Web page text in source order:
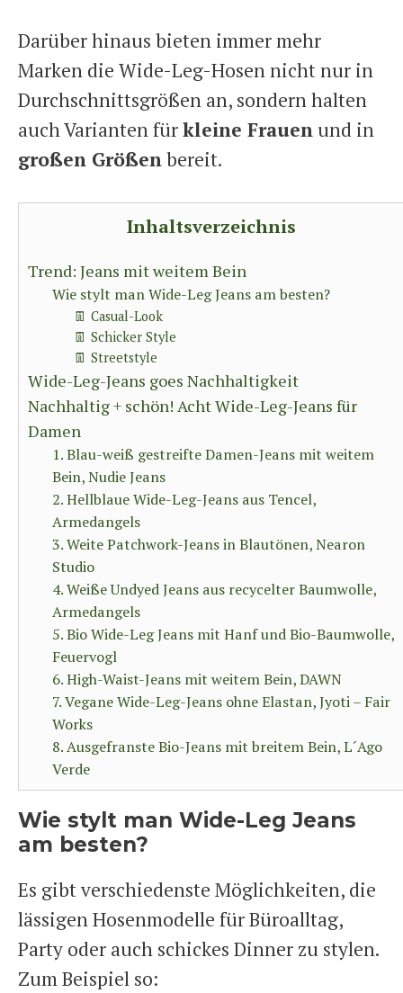
Darüber hinaus bieten immer mehr
Marken die Wide-Leg-Hosen nicht nur in
Durchschnittsgrößen an, sondern halten
auch Varianten fürkleine Frauen und in
großen Größenbereit.
Inhaltsverzeichnis
Trend: Jeans mit weitem Bein
Wie stylt man Wide-Leg Jeans am besten?
👖 Casual-Look
👖 Schicker Style
👖 Streetstyle
Wide-Leg-Jeans goes Nachhaltigkeit
Nachhaltig + schön! Acht Wide-Leg-Jeans für
Damen
1. Blau-weiß gestreifte Damen-Jeans mit weitem
Bein, Nudie Jeans
2. Hellblaue Wide-Leg-Jeans aus Tencel,
Armedangels
3. Weite Patchwork-Jeans in Blautönen, Nearon
Studio
4. Weiße Undyed Jeans aus recycelter Baumwolle,
Armedangels
5. Bio Wide-Leg Jeans mit Hanf und Bio-Baumwolle,
Feuervogl
6. High-Waist-Jeans mit weitem Bein, DAWN
7. Vegane Wide-Leg-Jeans ohne Elastan, Jyoti – Fair
Works
8. Ausgefranste Bio-Jeans mit breitem Bein, L´Ago
Verde
Wie stylt man Wide-Leg Jeans
am besten?
Es gibt verschiedenste Möglichkeiten, die
lässigen Hosenmodelle für Büroalltag,
Party oder auch schickes Dinner zu stylen.
Zum Beispiel so: